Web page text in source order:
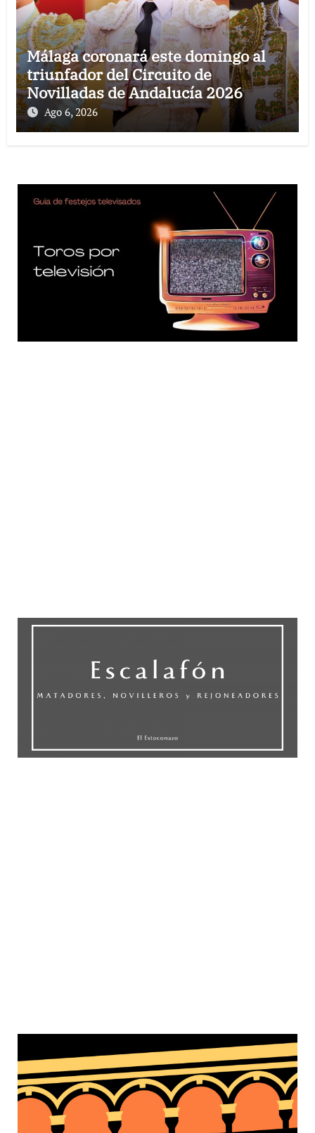
Málaga coronará este domingo al
triunfador del Circuito de
Novilladas de Andalucía 2026
Ago 6, 2026